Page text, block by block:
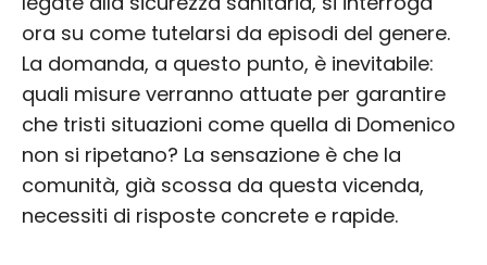
ora su come tutelarsi da episodi del genere.
La domanda, a questo punto, è inevitabile:
quali misure verranno attuate per garantire
che tristi situazioni come quella di Domenico
non si ripetano? La sensazione è che la
comunità, già scossa da questa vicenda,
necessiti di risposte concrete e rapide.